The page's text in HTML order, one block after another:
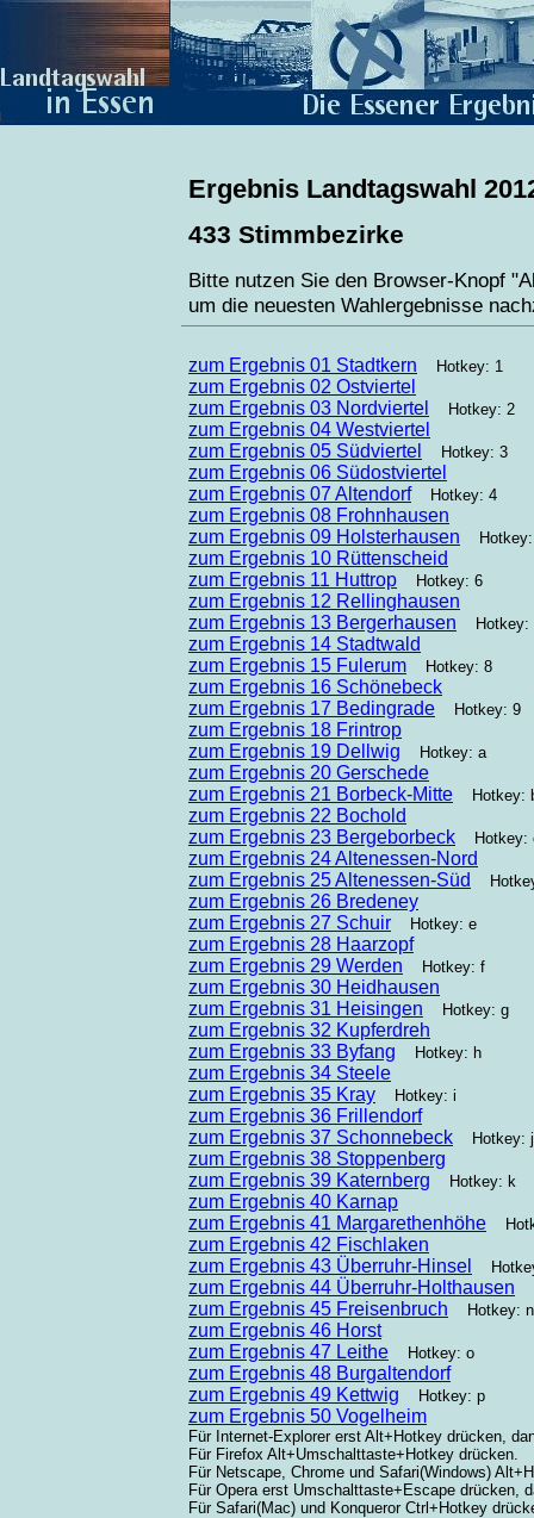
Ergebnis Landtagswahl
433 Stimmbezirke
Bitte nutzen Sie den Browser-Knopf
um die neuesten Wahlergebnisse
zum Ergebnis 01 Stadtkern Hotkey: 1
zum Ergebnis 02 Ostviertel
zum Ergebnis 03 Nordviertel
Hotkey: 2
zum Ergebnis 04 Westviertel
zum Ergebnis 05 Südviertel
Hotkey: 3
zum Ergebnis 06 Südostviertel
zum Ergebnis 07 Altendorf
Hotkey: 4
zum Ergebnis 08 Frohnhausen
zum Ergebnis 09 Holsterhausen
zum Ergebnis 10 Rüttenscheid
zum Ergebnis 11 Huttrop
Hotkey: 6
zum Ergebnis 12 Rellinghausen
zum Ergebnis 13 Bergerhausen
Hotkey:
zum Ergebnis 14 Stadtwald
zum Ergebnis 15 Fulerum
Hotkey: 8
zum Ergebnis 16 Schönebeck
zum Ergebnis 17 Bedingrade
Hotkey: 9
zum Ergebnis 18 Frintrop
zum Ergebnis 19 Dellwig
Hotkey: a
zum Ergebnis 20 Gerschede
zum Ergebnis 21 Borbeck-Mitte
Hotkey:
zum Ergebnis 22 Bochold
zum Ergebnis 23 Bergeborbeck
Hotkey:
zum Ergebnis 24 Altenessen-Nord
zum Ergebnis 25 Altenessen-Süd
zum Ergebnis 26 Bredeney
zum Ergebnis 27 Schuir
Hotkey: e
zum Ergebnis 28 Haarzopf
zum Ergebnis 29 Werden
Hotkey: f
zum Ergebnis 30 Heidhausen
zum Ergebnis 31 Heisingen
Hotkey: g
zum Ergebnis 32 Kupferdreh
zum Ergebnis 33 Byfang
Hotkey: h
zum Ergebnis 34 Steele
zum Ergebnis 35 Kray
Hotkey: i
zum Ergebnis 36 Frillendorf
zum Ergebnis 37 Schonnebeck
Hotkey: j
zum Ergebnis 38 Stoppenberg
zum Ergebnis 39 Katernberg
Hotkey: k
zum Ergebnis 40 Karnap
zum Ergebnis 41 Margarethenhöhe
zum Ergebnis 42 Fischlaken
zum Ergebnis 43 Überruhr-Hinsel
zum Ergebnis 44 Überruhr-Holthausen
zum Ergebnis 45 Freisenbruch
Hotkey: n
zum Ergebnis 46 Horst
zum Ergebnis 47 Leithe
Hotkey: o
zum Ergebnis 48 Burgaltendorf
zum Ergebnis 49 Kettwig
Hotkey: p
zum Ergebnis 50 Vogelheim
Für Internet-Explorer erst Alt+Hotkey drücken,
Für Firefox Alt+Umschalttaste+Hotkey drücken.
Für Netscape, Chrome und Safari(Windows)
Für Opera erst Umschalttaste+Escape drücken,
Für Safari(Mac) und Konqueror Ctrl+Hotkey